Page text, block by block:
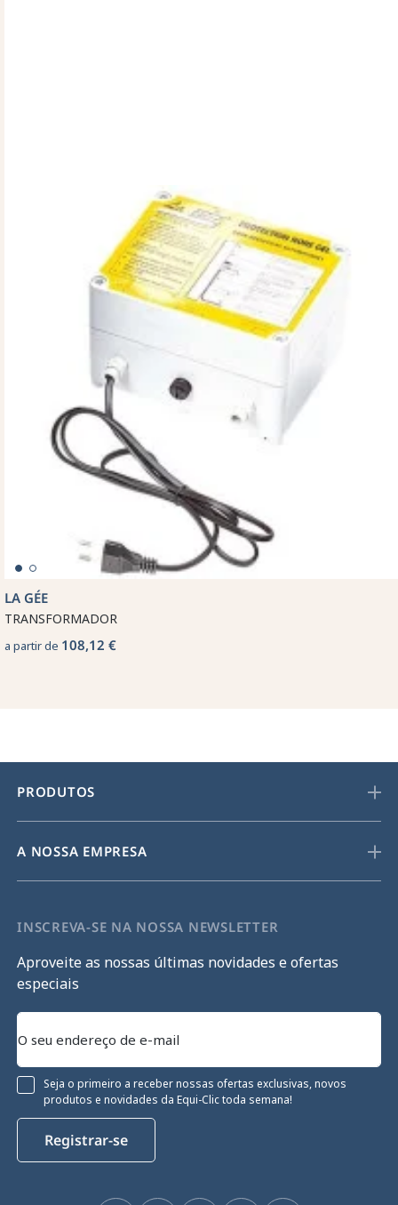
LA GÉE
TRANSFORMADOR
a partir de 108,12 €
PRODUTOS
A NOSSA EMPRESA
INSCREVA-SE NA NOSSA NEWSLETTER
Aproveite as nossas últimas novidades e ofertas
especiais
Seja o primeiro a receber nossas ofertas exclusivas, novos
produtos e novidades da Equi-Clic toda semana!
Registrar-se